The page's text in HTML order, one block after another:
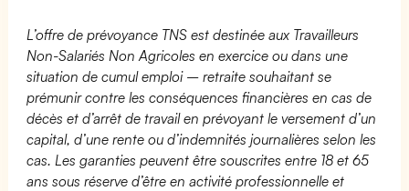
L’offre de prévoyance TNS est destinée aux Travailleurs
Non-Salariés Non Agricoles en exercice ou dans une
situation de cumul emploi – retraite souhaitant se
prémunir contre les conséquences financières en cas de
décès et d’arrêt de travail en prévoyant le versement d’un
capital, d’une rente ou d’indemnités journalières selon les
cas. Les garanties peuvent être souscrites entre 18 et 65
ans sous réserve d’être en activité professionnelle et